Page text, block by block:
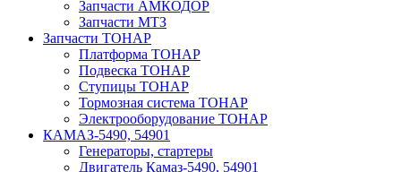
Запчасти АМКОДОР
Запчасти МТЗ
Запчасти ТОНАР
Платформа ТОНАР
Подвеска ТОНАР
Ступицы ТОНАР
Тормозная система ТОНАР
Электрооборудование ТОНАР
КАМАЗ-5490, 54901
Генераторы, стартеры
Двигатель Камаз-5490, 54901